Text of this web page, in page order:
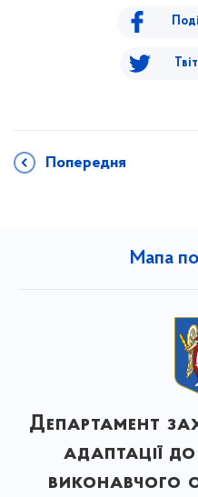
Попередня
Мапа
Департамент
адаптації
виконавчого